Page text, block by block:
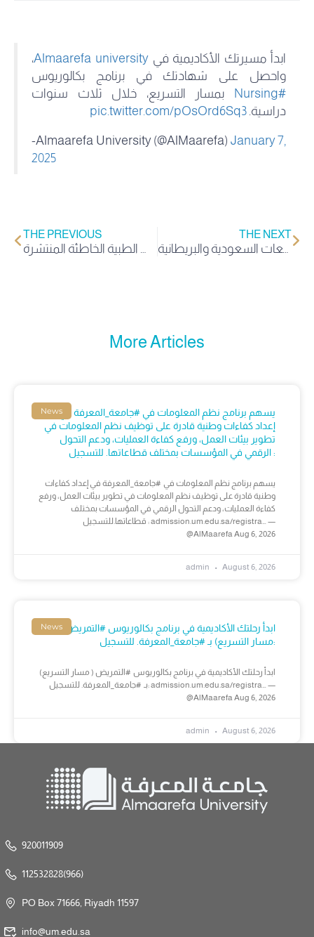
ابدأ مسيرتك الأكاديمية فيAlmaarefa university،
واحصل على شهادتك في برنامج بكالوريوس
#Nursing
بمسار التسريع، خلال ثلاث سنوات
دراسية. pic.twitter.com/pOsOrd6Sq3
-Almaarefa University (@AlMaarefa) January 7,
2025
THE PREVIOUS
شارك نادي تنمية الطلابي في الحملة التوعوية التي تهدف إلى تعزيز الوعي بالمعلومات الطبية الخاطئة المنتشرة.
THE NEXT
جامعة المعرفة تشارك في لقاء الجامعات السعودية والبريطانية
More Articles
Newsيسهم برنامج نظم المعلومات في #جامعة_المعرفة في
إعداد كفاءات وطنية قادرة على توظيف نظم المعلومات في
تطوير بيئات العمل، ورفع كفاءة العمليات، ودعم التحول
الرقمي في المؤسسات بمختلف قطاعاتها. للتسجيل :
يسهم برنامج نظم المعلومات في #جامعة_المعرفة في إعداد كفاءات
وطنية قادرة على توظيف نظم المعلومات في تطوير بيئات العمل، ورفع
كفاءة العمليات، ودعم التحول الرقمي في المؤسسات بمختلف
قطاعاتها.للتسجيل : admission.um.edu.sa/registra… —
@AlMaarefa Aug 6, 2026
admin August 6, 2026
Newsابدأ رحلتك الأكاديمية في برنامج بكالوريوس #التمريض (
مسار التسريع) بـ #جامعة_المعرفة. للتسجيل:
ابدأ رحلتك الأكاديمية في برنامج بكالوريوس #التمريض ( مسار التسريع)
بـ #جامعة_المعرفة. للتسجيل: admission.um.edu.sa/registra… —
@AlMaarefa Aug 6, 2026
admin August 6, 2026
920011909
112532828(966)
PO Box 71666, Riyadh 11597
info@um.edu.sa